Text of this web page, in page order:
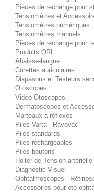
Pièces de rechange pour
Tensiomètres et
Tensiomètres numériques
Tensiomètres manuels
Pièces de rechange pour
Produits ORL
Abaisse-langue
Curettes auriculaires
Diapasons et Testeurs
Otoscopes
Vidéo Otoscopes
Dermatoscopes et
Marteaux à réflexes
Piles Varta - Rayovac
Piles standards
Piles rechargeables
Piles boutons
Holter de Tension artérielle
Diagnostic Visuel
Ophtalmoscopes -
Accessoires pour oto-